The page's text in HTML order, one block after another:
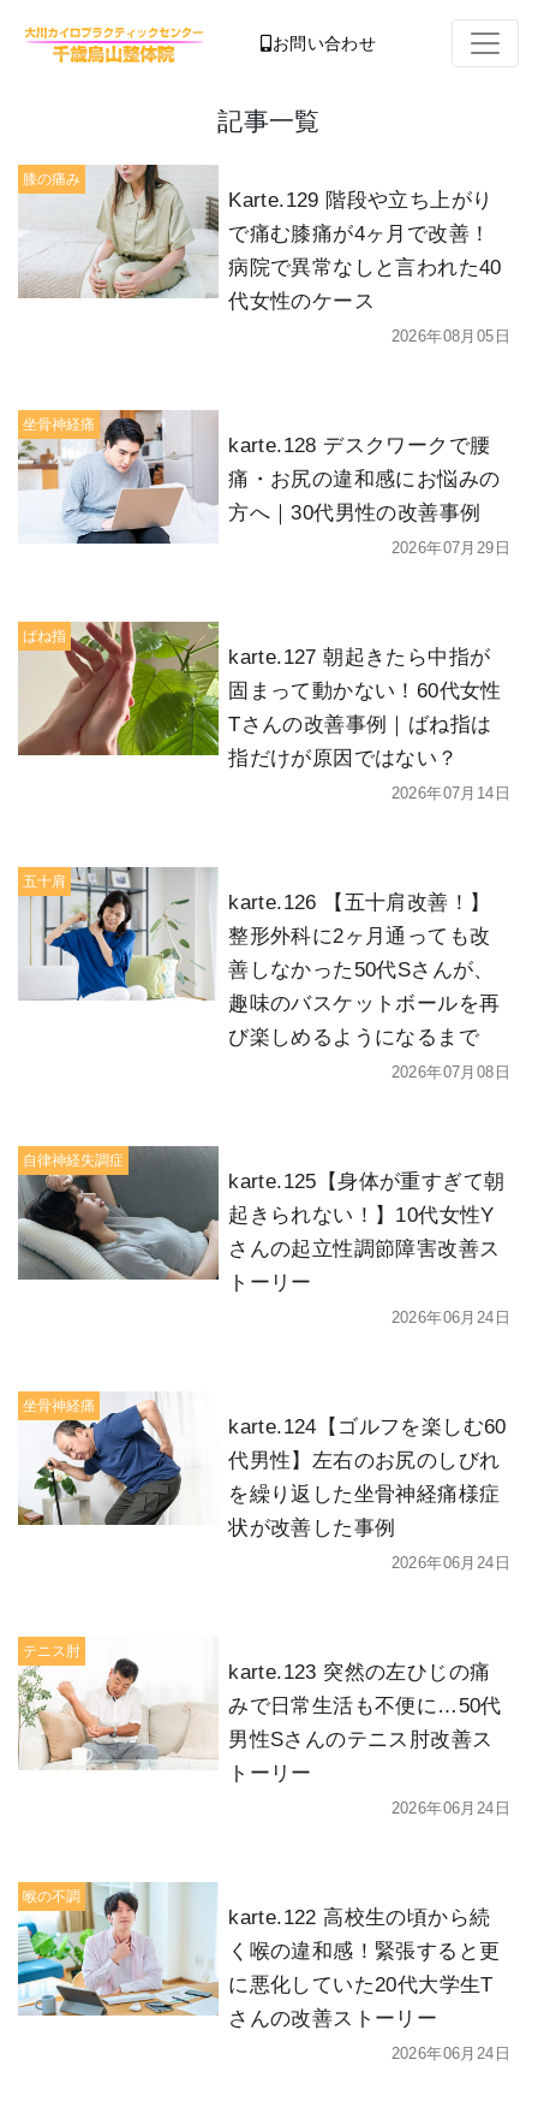
お問い合わせ
記事一覧
膝の痛み
Karte.129 階段や立ち上がり
で痛む膝痛が4ヶ月で改善！
病院で異常なしと言われた40
代女性のケース
2026年08月05日
坐骨神経痛
karte.128 デスクワークで腰
痛・お尻の違和感にお悩みの
方へ｜30代男性の改善事例
2026年07月29日
ばね指
karte.127 朝起きたら中指が
固まって動かない！60代女性
Tさんの改善事例｜ばね指は
指だけが原因ではない？
2026年07月14日
五十肩
karte.126 【五十肩改善！】
整形外科に2ヶ月通っても改
善しなかった50代Sさんが、
趣味のバスケットボールを再
び楽しめるようになるまで
2026年07月08日
自律神経失調症
karte.125【身体が重すぎて朝
起きられない！】10代女性Y
さんの起立性調節障害改善ス
トーリー
2026年06月24日
坐骨神経痛
karte.124【ゴルフを楽しむ60
代男性】左右のお尻のしびれ
を繰り返した坐骨神経痛様症
状が改善した事例
2026年06月24日
テニス肘
karte.123 突然の左ひじの痛
みで日常生活も不便に…50代
男性Sさんのテニス肘改善ス
トーリー
2026年06月24日
喉の不調
karte.122 高校生の頃から続
く喉の違和感！緊張すると更
に悪化していた20代大学生T
さんの改善ストーリー
2026年06月24日